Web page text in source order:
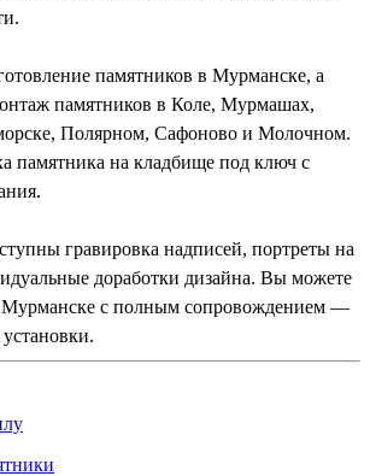
памятников в Мурманске, а
памятников в Коле, Мурмашах,
Полярном, Сафоново и Молочном.
памятника на кладбище под ключ с
гравировка надписей, портреты на
доработки дизайна. Вы можете
Мурманске с полным сопровождением —